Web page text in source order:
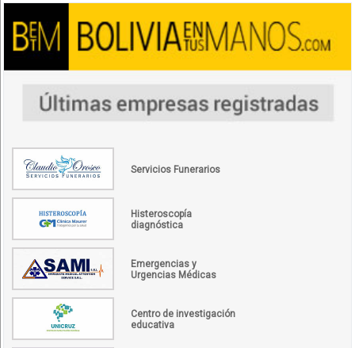
Servicios Funerarios
Histeroscopía
diagnóstica
Emergencias y
Urgencias Médicas
Centro de investigación
educativa